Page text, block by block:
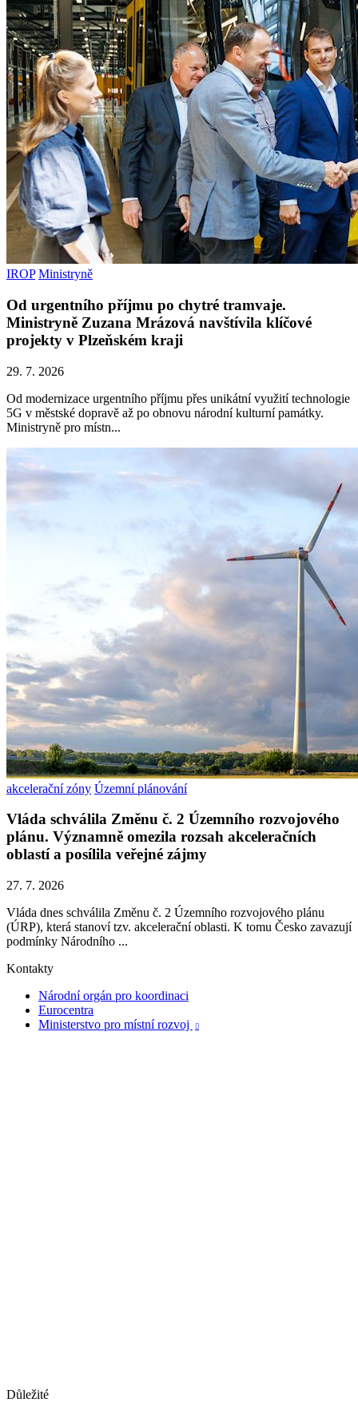
IROP Ministryně
Od urgentního příjmu po chytré tramvaje.
Ministryně Zuzana Mrázová navštívila klíčové
projekty v Plzeňském kraji
29. 7. 2026
Od modernizace urgentního příjmu přes unikátní využití technologie
5G v městské dopravě až po obnovu národní kulturní památky.
Ministryně pro místn...
akcelerační zóny Územní plánování
Vláda schválila Změnu č. 2 Územního rozvojového
plánu. Významně omezila rozsah akceleračních
oblastí a posílila veřejné zájmy
27. 7. 2026
Vláda dnes schválila Změnu č. 2 Územního rozvojového plánu
(ÚRP), která stanoví tzv. akcelerační oblasti. K tomu Česko zavazují
podmínky Národního ...
Kontakty
Národní orgán pro koordinaci
Eurocentra
Ministerstvo pro místní rozvoj

Důležité